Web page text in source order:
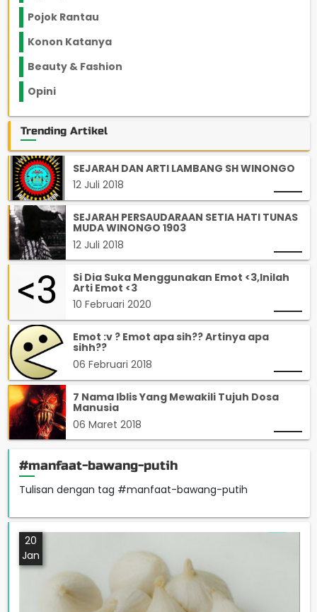
Pojok Rantau
Konon Katanya
Beauty & Fashion
Opini
Trending Artikel
SEJARAH DAN ARTI LAMBANG SH WINONGO
12 Juli 2018
SEJARAH PERSAUDARAAN SETIA HATI TUNAS
MUDA WINONGO 1903
12 Juli 2018
Si Dia Suka Menggunakan Emot <3,Inilah
Arti Emot <3
10 Februari 2020
Emot :v ? Emot apa sih?? Artinya apa
sihh??
06 Februari 2018
7 Nama Iblis Yang Mewakili Tujuh Dosa
Manusia
06 Maret 2018
#manfaat-bawang-putih
Tulisan dengan tag #manfaat-bawang-putih
20
Jan